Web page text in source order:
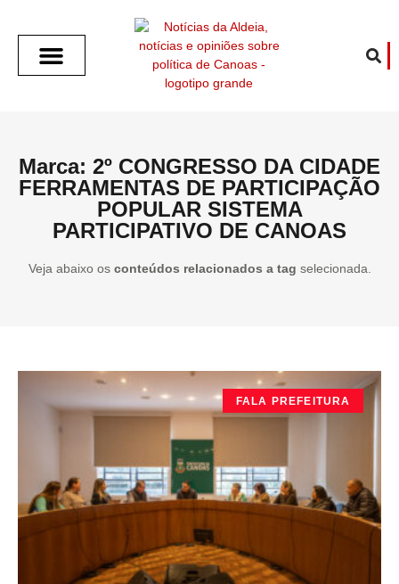
Marca: 2º CONGRESSO DA CIDADE
FERRAMENTAS DE PARTICIPAÇÃO
POPULAR SISTEMA
PARTICIPATIVO DE CANOAS
Veja abaixo os conteúdos relacionados a tag selecionada.
FALA PREFEITURA